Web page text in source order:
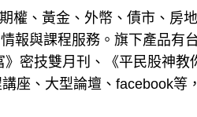
權、黃金、外幣、債市、房
報與課程服務。旗下產品有
密技雙月刊、《平民股神
座、大型論壇、facebook等